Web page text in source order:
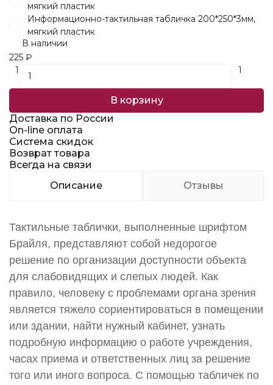
мягкий пластик
Информационно-тактильная табличка 200*250*3мм,
мягкий пластик
В наличии
225 ₽
1
1
В корзину
Доставка по России
On-line оплата
Система скидок
Возврат товара
Всегда на связи
Описание
Отзывы
Тактильные таблички, выполненные шрифтом
Брайля, представляют собой недорогое
решение по организации доступности объекта
для слабовидящих и слепых людей. Как
правило, человеку с проблемами органа зрения
является тяжело сориентироваться в помещении
или здании, найти нужный кабинет, узнать
подробную информацию о работе учреждения,
часах приема и ответственных лиц за решение
того или иного вопроса. С помощью табличек по